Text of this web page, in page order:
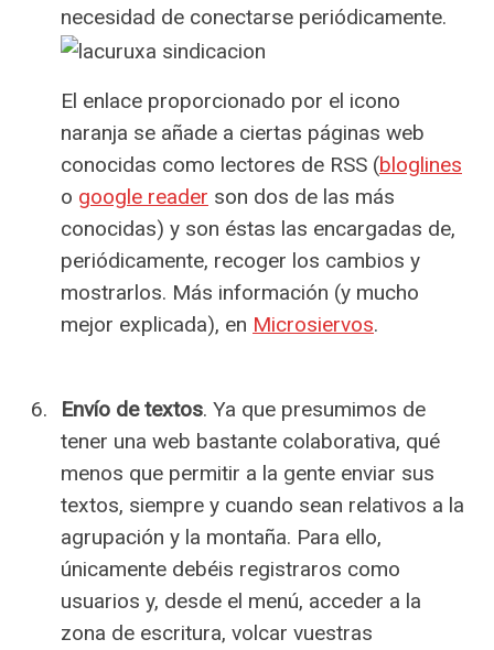
necesidad de conectarse periódicamente.
El enlace proporcionado por el icono
naranja se añade a ciertas páginas web
conocidas como lectores de RSS (bloglines
o google reader son dos de las más
conocidas) y son éstas las encargadas de,
periódicamente, recoger los cambios y
mostrarlos. Más información (y mucho
mejor explicada), en Microsiervos.
Envío de textos. Ya que presumimos de
tener una web bastante colaborativa, qué
menos que permitir a la gente enviar sus
textos, siempre y cuando sean relativos a la
agrupación y la montaña. Para ello,
únicamente debéis registraros como
usuarios y, desde el menú, acceder a la
zona de escritura, volcar vuestras